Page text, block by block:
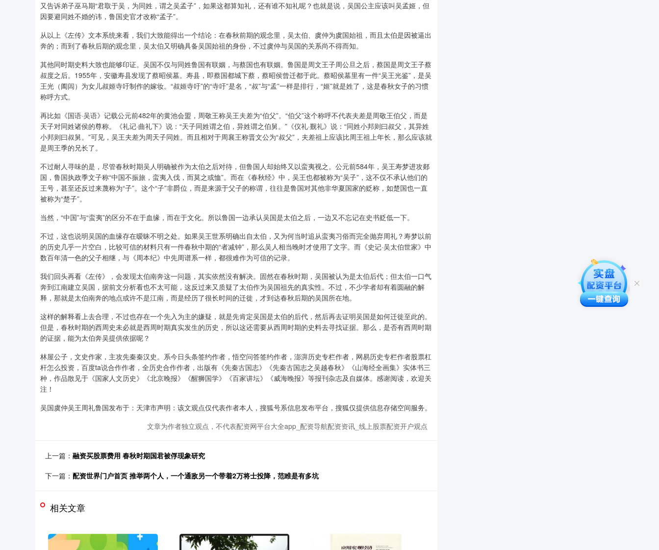
又告诉弟子巫马期“君取于吴，为同姓，谓之吴孟子”，如果这都算知礼，还有谁不知礼呢？也就是说，吴国公主应该叫吴孟姬，但
因要避同姓不婚的讳，鲁国史官才改称“孟子”。
从以上《左传》文本系统来看，我们大致能得出一个结论：在春秋前期的观念里，吴太伯、虞仲为虞国始祖，而且太伯是因被逼出
奔的；而到了春秋后期的观念里，吴太伯又明确具备吴国始祖的身份，不过虞仲与吴国的关系尚不得而知。
其他同时期史料大致也能够印证。吴国不仅与同姓鲁国有联姻，与蔡国也有联姻。鲁国是周文王子周公旦之后，蔡国是周文王子蔡
叔度之后。1955年，安徽寿县发现了蔡昭侯墓。寿县，即蔡国都城下蔡，蔡昭侯曾迁都于此。蔡昭侯墓里有一件“吴王光鉴”，是吴
王光（阖闾）为女儿叔姬寺吁制作的嫁妆。“叔姬寺吁”的“寺吁”是名，“叔”与“孟”一样是排行，“姬”就是姓了，这是春秋女子的习惯
称呼方式。
再比如《国语·吴语》记载公元前482年的黄池会盟，周敬王称吴王夫差为“伯父”。“伯父”这个称呼不代表夫差是周敬王伯父，而是
天子对同姓诸侯的尊称。《礼记·曲礼下》说：“天子同姓谓之伯，异姓谓之伯舅。”《仪礼·觐礼》说：“同姓小邦则曰叔父，其异姓
小邦则曰叔舅。”可见，吴王夫差为周天子同姓。而且相对于周襄王称晋文公为“叔父”，夫差祖上应该比周王祖上年长，那么应该就
是周王季的兄长了。
不过耐人寻味的是，尽管春秋时期吴人明确被作为太伯之后对待，但鲁国人却始终又以蛮夷视之。公元前584年，吴王寿梦进攻郯
国，鲁国执政季文子称“中国不振旅，蛮夷入伐，而莫之或恤”。而在《春秋经》中，吴王也都被称为“吴子”，这不仅不承认他们的
王号，甚至还反过来蔑称为“子”。这个“子”非爵位，而是来源于父子的称谓，往往是鲁国对其他非华夏国家的贬称，如楚国也一直
被称为“楚子”。
当然，“中国”与“蛮夷”的区分不在于血缘，而在于文化。所以鲁国一边承认吴国是太伯之后，一边又不忘记在史书贬低一下。
不过，这也说明吴国的血缘存在暧昧不明之处。如果吴王世系明确出自太伯，又为何当时追从蛮夷习俗而完全抛弃周礼？寿梦以前
的历史几乎一片空白，比较可信的材料只有一件春秋中期的“者减钟”，那么吴人相当晚时才使用了文字。而《史记·吴太伯世家》中
数百年清一色的父子相继，与《周本纪》中先周谱系一样，都很难作为可信的记录。
我们回头再看《左传》，会发现太伯南奔这一问题，其实依然没有解决。固然在春秋时期，吴国被认为是太伯后代；但太伯一口气
奔到江南建立吴国，据前文分析看也不太可能，这反过来又质疑了太伯作为吴国祖先的真实性。不过，不少学者却有着圆融的解
释，那就是太伯南奔的地点或许不是江南，而是经历了很长时间的迁徙，才到达春秋后期的吴国所在地。
这样的解释看上去合理，不过也存在一个先入为主的嫌疑，就是先肯定吴国是太伯的后代，然后再去证明吴国是如何迁徙至此的。
但是，春秋时期的西周史未必就是西周时期真实发生的历史，所以这还需要从西周时期的史料去寻找证据。那么，是否有西周时期
的证据，能为太伯奔吴提供依据呢？
林屋公子，文史作家，主攻先秦秦汉史。系今日头条签约作者，悟空问答签约作者，澎湃历史专栏作者，网易历史专栏作者股票杠
杆怎么投资，百度ta说合作作者，全历史合作作者，出版有《先秦古国志》《先秦古国志之吴越春秋》《山海经全画集》实体书三
种，作品散见于《国家人文历史》《北京晚报》《醒狮国学》《百家讲坛》《威海晚报》等报刊杂志及自媒体。感谢阅读，欢迎关
注！
吴国虞仲吴王周礼鲁国发布于：天津市声明：该文观点仅代表作者本人，搜狐号系信息发布平台，搜狐仅提供信息存储空间服务。
文章为作者独立观点，不代表配资网平台大全app_配资导航配资资讯_线上股票配资开户观点
上一篇： 融资买股票费用 春秋时期国君被俘现象研究
下一篇： 配资世界门户首页 推举两个人，一个通敌另一个带着2万将士投降，范睢是有多坑
相关文章